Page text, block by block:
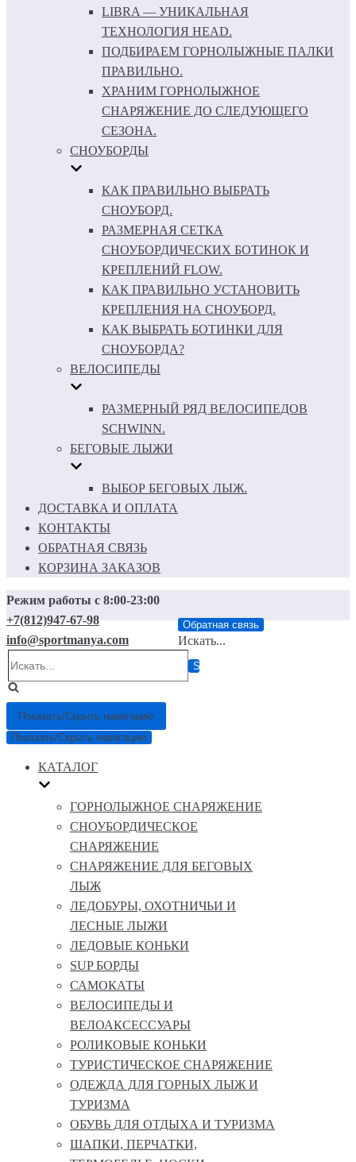
LIBRA — УНИКАЛЬНАЯ
ТЕХНОЛОГИЯ HEAD.
ПОДБИРАЕМ ГОРНОЛЫЖНЫЕ ПАЛКИ
ПРАВИЛЬНО.
ХРАНИМ ГОРНОЛЫЖНОЕ
СНАРЯЖЕНИЕ ДО СЛЕДУЮЩЕГО
СЕЗОНА.
СНОУБОРДЫ
КАК ПРАВИЛЬНО ВЫБРАТЬ
СНОУБОРД.
РАЗМЕРНАЯ СЕТКА
СНОУБОРДИЧЕСКИХ БОТИНОК И
КРЕПЛЕНИЙ FLOW.
КАК ПРАВИЛЬНО УСТАНОВИТЬ
КРЕПЛЕНИЯ НА СНОУБОРД.
КАК ВЫБРАТЬ БОТИНКИ ДЛЯ
СНОУБОРДА?
ВЕЛОСИПЕДЫ
РАЗМЕРНЫЙ РЯД ВЕЛОСИПЕДОВ
SCHWINN.
БЕГОВЫЕ ЛЫЖИ
ВЫБОР БЕГОВЫХ ЛЫЖ.
ДОСТАВКА И ОПЛАТА
КОНТАКТЫ
ОБРАТНАЯ СВЯЗЬ
КОРЗИНА ЗАКАЗОВ
Режим работы с 8:00-23:00
+7(812)947-67-98
info@sportmanya.com
Обратная связь
Искать...
Показать/Скрыть навигацию
Показать/Скрыть навигацию
КАТАЛОГ
ГОРНОЛЫЖНОЕ СНАРЯЖЕНИЕ
СНОУБОРДИЧЕСКОЕ
СНАРЯЖЕНИЕ
СНАРЯЖЕНИЕ ДЛЯ БЕГОВЫХ
ЛЫЖ
ЛЕДОБУРЫ, ОХОТНИЧЬИ И
ЛЕСНЫЕ ЛЫЖИ
ЛЕДОВЫЕ КОНЬКИ
SUP БОРДЫ
САМОКАТЫ
ВЕЛОСИПЕДЫ И
ВЕЛОАКСЕССУАРЫ
РОЛИКОВЫЕ КОНЬКИ
ТУРИСТИЧЕСКОЕ СНАРЯЖЕНИЕ
ОДЕЖДА ДЛЯ ГОРНЫХ ЛЫЖ И
ТУРИЗМА
ОБУВЬ ДЛЯ ОТДЫХА И ТУРИЗМА
ШАПКИ, ПЕРЧАТКИ,